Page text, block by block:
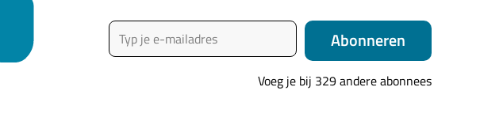
Typ je e-mailadres
Abonneren
Voeg je bij 329 andere abonnees